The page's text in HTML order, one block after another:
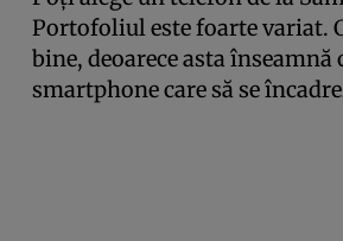
Portofoliul este foarte variat.
bine, deoarece asta
smartphone care să se